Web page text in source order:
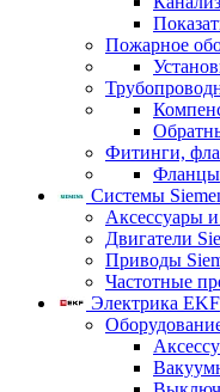
Пожарное
Фитинги,
Фланцы
Системы
Аксессуары
Двигатели
Приводы
Частотные
Электрика EKF